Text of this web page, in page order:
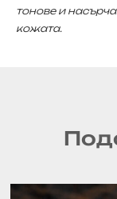
тонове и
кожата.